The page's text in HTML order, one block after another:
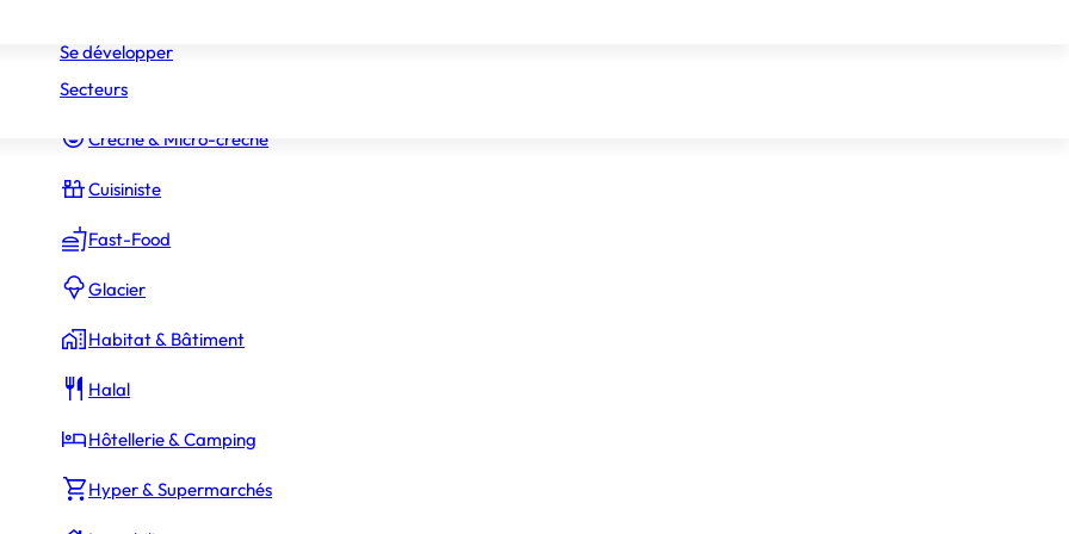
Constructeur Piscines & Spas
Crèche & Micro-crèche
Cuisiniste
Fast-Food
Glacier
Habitat & Bâtiment
Halal
Hôtellerie & Camping
Hyper & Supermarchés
Se développer
Secteurs
Nivaut